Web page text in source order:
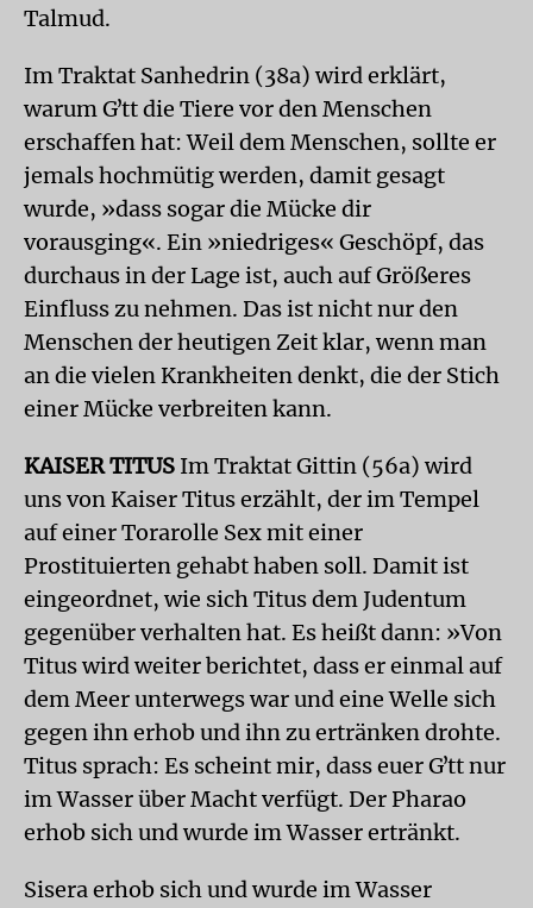
Talmud.
Im Traktat Sanhedrin (38a) wird erklärt,
warum Gʼtt die Tiere vor den Menschen
erschaffen hat: Weil dem Menschen, sollte er
jemals hochmütig werden, damit gesagt
wurde, »dass sogar die Mücke dir
vorausging«. Ein »niedriges« Geschöpf, das
durchaus in der Lage ist, auch auf Größeres
Einfluss zu nehmen. Das ist nicht nur den
Menschen der heutigen Zeit klar, wenn man
an die vielen Krankheiten denkt, die der Stich
einer Mücke verbreiten kann.
KAISER TITUS Im Traktat Gittin (56a) wird
uns von Kaiser Titus erzählt, der im Tempel
auf einer Torarolle Sex mit einer
Prostituierten gehabt haben soll. Damit ist
eingeordnet, wie sich Titus dem Judentum
gegenüber verhalten hat. Es heißt dann: »Von
Titus wird weiter berichtet, dass er einmal auf
dem Meer unterwegs war und eine Welle sich
gegen ihn erhob und ihn zu ertränken drohte.
Titus sprach: Es scheint mir, dass euer Gʼtt nur
im Wasser über Macht verfügt. Der Pharao
erhob sich und wurde im Wasser ertränkt.
Sisera erhob sich und wurde im Wasser